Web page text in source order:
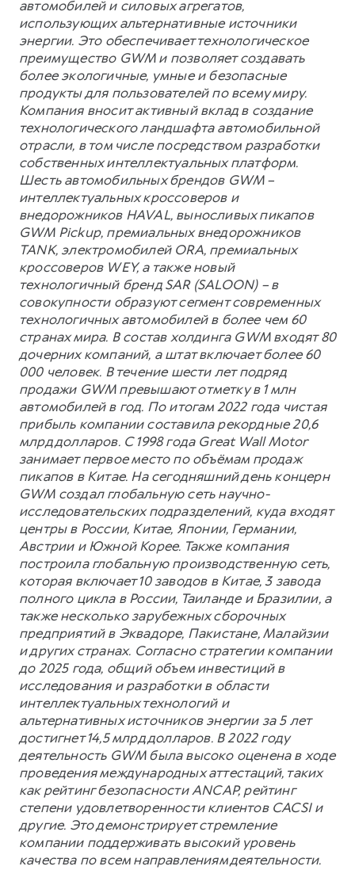
автомобилей и силовых агрегатов,
использующих альтернативные источники
энергии. Это обеспечивает технологическое
преимущество GWM и позволяет создавать
более экологичные, умные и безопасные
продукты для пользователей по всему миру.
Компания вносит активный вклад в создание
технологического ландшафта автомобильной
отрасли, в том числе посредством разработки
собственных интеллектуальных платформ.
Шесть автомобильных брендов GWM –
интеллектуальных кроссоверов и
внедорожников HAVAL, выносливых пикапов
GWM Pickup, премиальных внедорожников
TANK, электромобилей ORA, премиальных
кроссоверов WEY, а также новый
технологичный бренд SAR (SALOON) – в
совокупности образуют сегмент современных
технологичных автомобилей в более чем 60
странах мира. В состав холдинга GWM входят 80
дочерних компаний, а штат включает более 60
000 человек. В течение шести лет подряд
продажи GWM превышают отметку в 1 млн
автомобилей в год. По итогам 2022 года чистая
прибыль компании составила рекордные 20,6
млрд долларов. С 1998 года Great Wall Motor
занимает первое место по объёмам продаж
пикапов в Китае. На сегодняшний день концерн
GWM создал глобальную сеть научно-
исследовательских подразделений, куда входят
центры в России, Китае, Японии, Германии,
Австрии и Южной Корее. Также компания
построила глобальную производственную сеть,
которая включает 10 заводов в Китае, 3 завода
полного цикла в России, Таиланде и Бразилии, а
также несколько зарубежных сборочных
предприятий в Эквадоре, Пакистане, Малайзии
и других странах. Согласно стратегии компании
до 2025 года, общий объем инвестиций в
исследования и разработки в области
интеллектуальных технологий и
альтернативных источников энергии за 5 лет
достигнет 14,5 млрд долларов. В 2022 году
деятельность GWM была высоко оценена в ходе
проведения международных аттестаций, таких
как рейтинг безопасности ANCAP, рейтинг
степени удовлетворенности клиентов CACSI и
другие. Это демонстрирует стремление
компании поддерживать высокий уровень
качества по всем направлениям деятельности.